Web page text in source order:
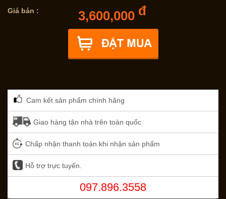
Giá bán : 3,600,000 đ
Cam kết sản phẩm chính hãng
Giao hàng tận nhà trên toàn quốc
Chấp nhận thanh toán khi nhận sản phẩm
Hỗ trợ trực tuyến.
097.896.3558